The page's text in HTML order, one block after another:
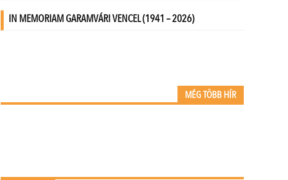
MÉG TÖBB HÍR